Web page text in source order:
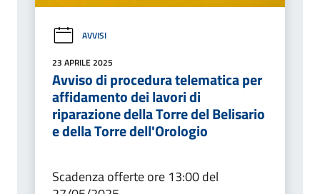
AVVISI
23 APRILE 2025
Avviso di procedura telematica per
affidamento dei lavori di
riparazione della Torre del Belisario
e della Torre dell'Orologio
Scadenza offerte ore 13:00 del